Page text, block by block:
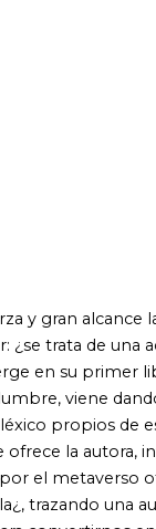
esta
a los
guía
¿la